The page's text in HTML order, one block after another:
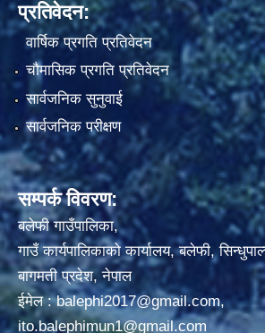
प्रतिवेदन:
वार्षिक प्रगति प्रतिवेदन
चौमासिक प्रगति प्रतिवेदन
सार्वजनिक सुनुवाई
सार्वजनिक परीक्षण
सम्पर्क विवरण:
बलेफी गाउँपालिका,
गाउँ कार्यपालिकाको कार्यालय, बलेफी,
बागमती प्रदेश, नेपाल
ईमेल :balephi2017@gmail.com,
ito.balephimun1@gmail.com